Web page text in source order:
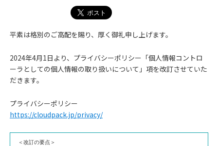
平素は格別のご高配を賜り、厚く御礼申し上げます。
2024年4月1日より、プライバシーポリシー「個人情報コントロ
ーラとしての個人情報の取り扱いについて」項を改訂させていた
だきます。
プライバシーポリシー
https://cloudpack.jp/privacy/
＜改訂の要点＞